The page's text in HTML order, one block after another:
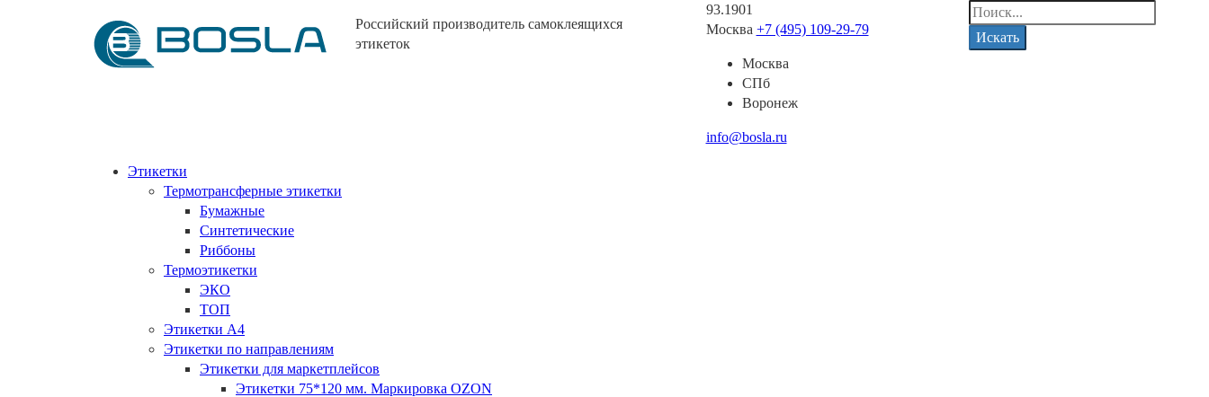
Российский производитель самоклеящихся
этикеток
93.1901
Москва +7 (495) 109-29-79
Москва
СПб
Воронеж
info@bosla.ru
Искать
Этикетки
Термотрансферные этикетки
Бумажные
Синтетические
Риббоны
Термоэтикетки
ЭКО
ТОП
Этикетки А4
Этикетки по направлениям
Этикетки для маркетплейсов
Этикетки 75*120 мм. Маркировка OZON